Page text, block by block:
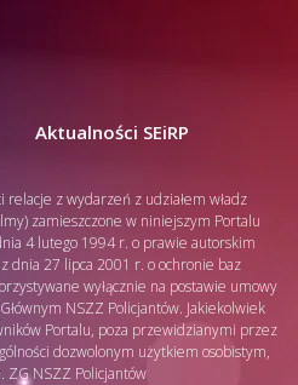
Aktualności SEiRP
relacje z wydarzeń z udziałem władz
zamieszczone w niniejszym Portalu
4 lutego 1994 r. o prawie autorskim
dnia 27 lipca 2001 r. o ochronie baz
wyłącznie na postawie umowy
NSZZ Policjantów. Jakiekolwiek
Portalu, poza przewidzianymi przez
dozwolonym użytkiem osobistym,
ZG NSZZ Policjantów